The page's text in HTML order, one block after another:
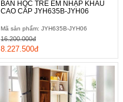
BÀN HỌC TRẺ EM NHẬP KHẨU
CAO CẤP JYH635B-JYH06
Mã sản phẩm: JYH635B-JYH06
8.227.500đ
16.200.000đ